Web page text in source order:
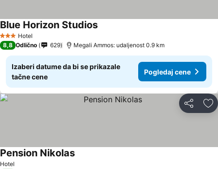
3 Zvezdice
Hotel
Blue Horizon Studios
8,8 Odlično 629 Megali Ammos: udaljenost 0.9 km
Izaberi datume da bi se prikazale
tačne cene
Pogledaj cene
Deli
Hotel
Pension Nikolas